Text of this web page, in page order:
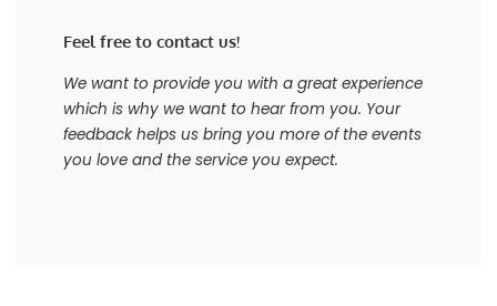
Feel free to contact us!
We want to provide you with a great experience
which is why we want to hear from you. Your
feedback helps us bring you more of the events
you love and the service you expect.